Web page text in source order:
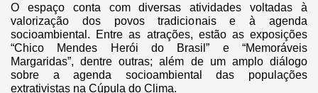
O espaço conta com diversas atividades voltadas à
valorização dos povos tradicionais e à agenda
socioambiental. Entre as atrações, estão as exposições
“Chico Mendes Herói do Brasil” e “Memoráveis
Margaridas”, dentre outras; além de um amplo diálogo
sobre a agenda socioambiental das populações
extrativistas na Cúpula do Clima.